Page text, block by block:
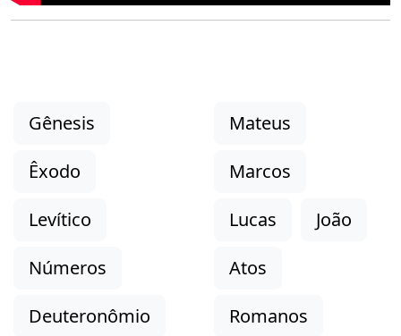
Gênesis
Êxodo
Levítico
Números
Deuteronômio
Mateus
Marcos
Lucas
João
Atos
Romanos